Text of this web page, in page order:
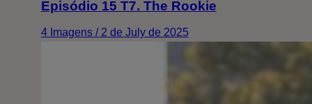
Episódio 15 T7. The Rookie
4 Imagens / 2 de July de 2025